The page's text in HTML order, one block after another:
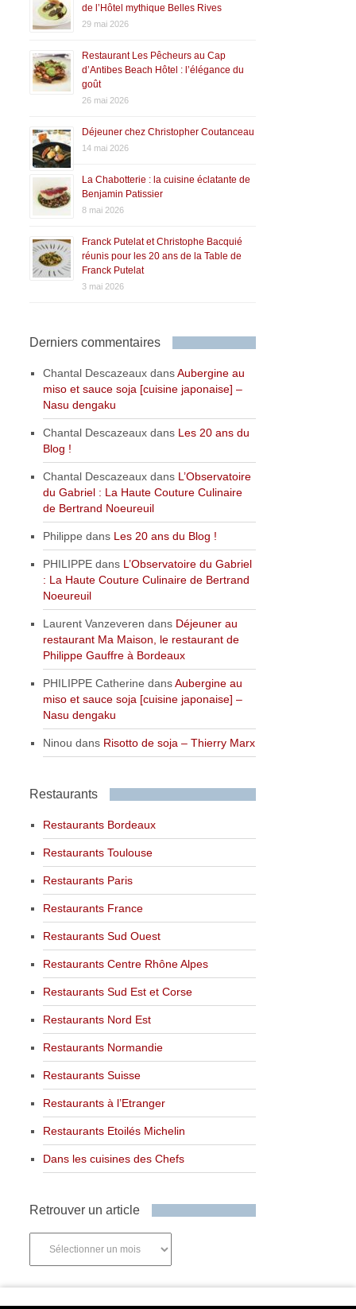
de l’Hôtel mythique Belles Rives
29 mai 2026
Restaurant Les Pêcheurs au Cap
d’Antibes Beach Hôtel : l’élégance du
goût
26 mai 2026
Déjeuner chez Christopher Coutanceau
14 mai 2026
La Chabotterie : la cuisine éclatante de
Benjamin Patissier
8 mai 2026
Franck Putelat et Christophe Bacquié
réunis pour les 20 ans de la Table de
Franck Putelat
3 mai 2026
Derniers commentaires
Chantal Descazeaux dansAubergine au
miso et sauce soja [cuisine japonaise] –
Nasu dengaku
Chantal Descazeaux dans Les 20 ans du
Blog !
Chantal Descazeaux dans L’Observatoire
du Gabriel : La Haute Couture Culinaire
de Bertrand Noeureuil
Philippe dans Les 20 ans du Blog !
PHILIPPE dans L’Observatoire du Gabriel
: La Haute Couture Culinaire de Bertrand
Noeureuil
Laurent Vanzeveren dans Déjeuner au
restaurant Ma Maison, le restaurant de
Philippe Gauffre à Bordeaux
PHILIPPE Catherine dansAubergine au
miso et sauce soja [cuisine japonaise] –
Nasu dengaku
Ninou dans Risotto de soja – Thierry Marx
Restaurants
Restaurants Bordeaux
Restaurants Toulouse
Restaurants Paris
Restaurants France
Restaurants Sud Ouest
Restaurants Centre Rhône Alpes
Restaurants Sud Est et Corse
Restaurants Nord Est
Restaurants Normandie
Restaurants Suisse
Restaurants à l’Etranger
Restaurants Etoilés Michelin
Dans les cuisines des Chefs
Retrouver un article